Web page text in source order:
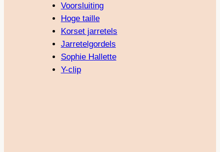
Voorsluiting
Hoge taille
Korset jarretels
Jarretelgordels
Sophie Hallette
Y-clip